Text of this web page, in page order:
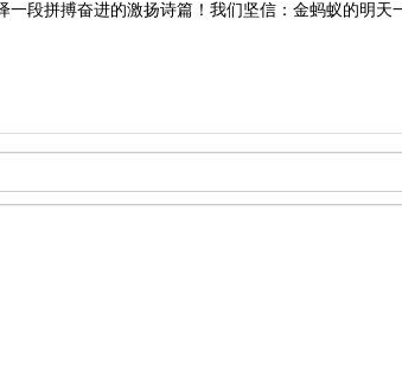
段拼搏奋进的激扬诗篇！我们坚信：金蚂蚁的明天